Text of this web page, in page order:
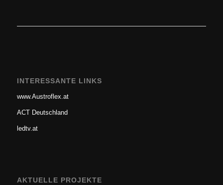
INTERESSANTE LINKS
www.Austroflex.at
ACT Deutschland
ledtv.at
AKTUELLE PROJEKTE